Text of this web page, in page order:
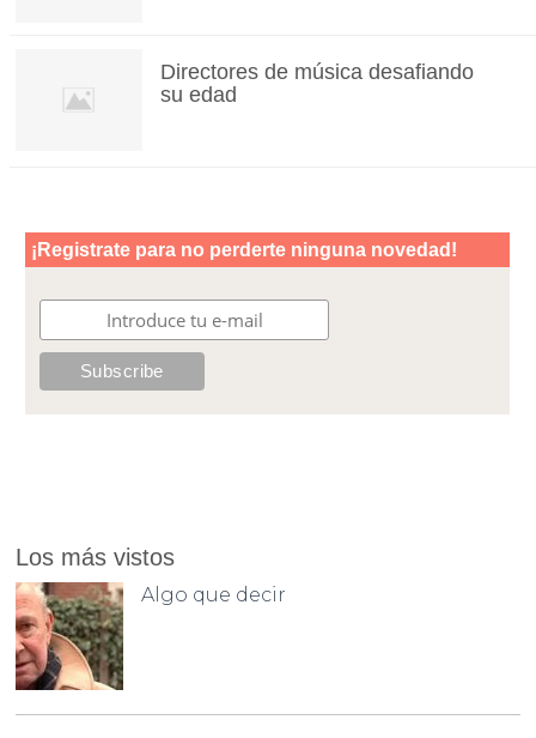
Directores de música desafiando
su edad
Los más vistos
Algo que decir